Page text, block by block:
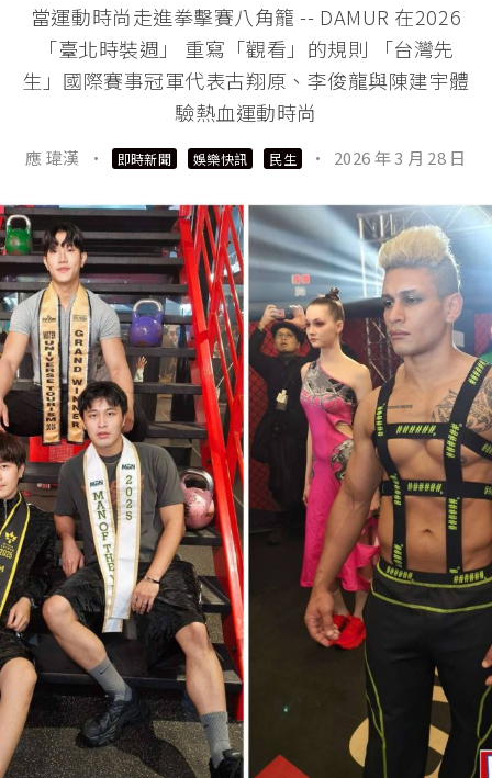
當運動時尚走進拳擊賽八角籠 -- DAMUR 在2026
「臺北時裝週」 重寫「觀看」的規則 「台灣先
生」國際賽事冠軍代表古翔原、李俊龍與陳建宇體
驗熱血運動時尚
應 瑋漢 · 即時新聞 娛樂快訊 民生 · 2026 年 3 月 28 日